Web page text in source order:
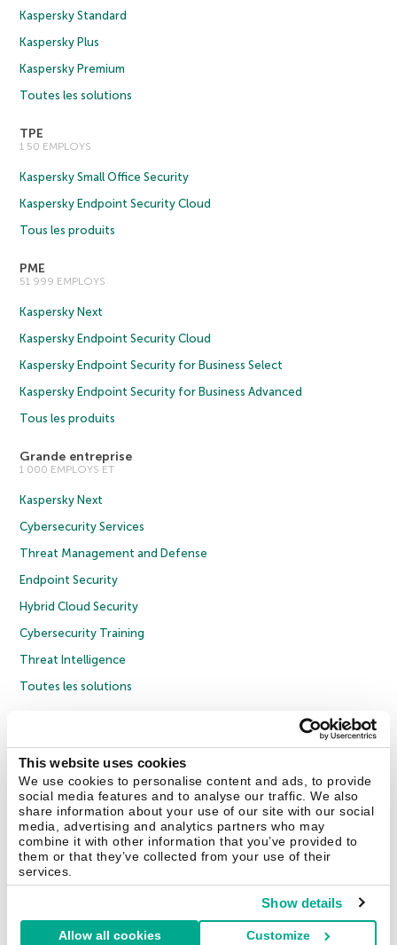
This website uses cookies
We use cookies to personalise content and ads, to provide
social media features and to analyse our traffic. We also
share information about your use of our site with our social
media, advertising and analytics partners who may
combine it with other information that you’ve provided to
them or that they’ve collected from your use of their
services.
Show details
Allow all cookies Customize
Kaspersky Standard
Kaspersky Plus
Kaspersky Premium
Toutes les solutions
TPE
1 50 EMPLOYS
Kaspersky Small Office Security
Kaspersky Endpoint Security Cloud
Tous les produits
PME
51 999 EMPLOYS
Kaspersky Next
Kaspersky Endpoint Security Cloud
Kaspersky Endpoint Security for Business Select
Kaspersky Endpoint Security for Business Advanced
Tous les produits
Grande entreprise
1 000 EMPLOYS ET
Kaspersky Next
Cybersecurity Services
Threat Management and Defense
Endpoint Security
Hybrid Cloud Security
Cybersecurity Training
Threat Intelligence
Toutes les solutions
Politique de confidentialité
Politique anticorruption
Contrat de licence grand public
Contrat de licence entreprises
Cookies
Nous contacter À propos Partenaires Blog Communiqués de presse
Securelist Eugene Personal Blog Encyclopédie de Kaspersky